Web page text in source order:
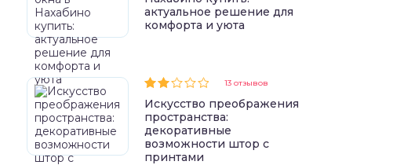
актуальное решение для
комфорта и уюта
13 отзывов
Искусство преображения
пространства:
декоративные
возможности штор с
принтами